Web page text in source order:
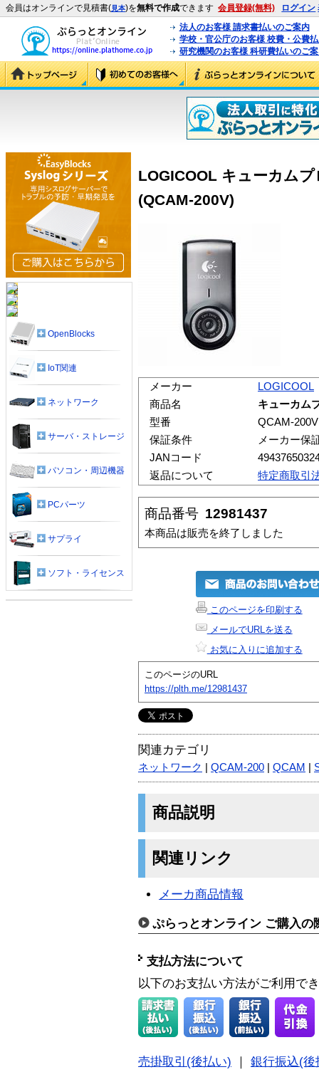
会員はオンラインで見積書(見本)を無料で作成できます 会員登録(無料) ログイン
法人のお客様 請求書払いのご案内
学校・官公庁のお客様 校費・公費
研究機関のお客様 科研費払いのご
LOGICOOL キューカム
(QCAM-200V)
メーカー
LOGICOOL
商品名
キューカム
型番
QCAM-200V
保証条件
メーカー保
JANコード
返品について
特定商取引
商品番号 12981437
本商品は販売を終了しました
このページを印刷する
メールでURLを送る
お気に入りに追加する
このページのURL
https://plth.me/12981437
関連カテゴリ
ネットワーク QCAM-200 QCAM
商品説明
関連リンク
メーカ商品情報
ぷらっとオンライン ご購入の
支払方法について
以下のお支払い方法がご利用で
売掛取引(後払い)
銀行振込(後
OpenBlocks
IoT関連
ネットワーク
サーバ・ストレージ
パソコン・周辺機器
PCパーツ
サプライ
ソフト・ライセンス